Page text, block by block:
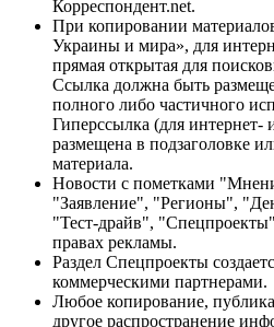
Корреспондент.net.
При копировании
Украины и мира», для
прямая открытая для
Ссылка должна быть
полного либо частичного
Гиперссылка (для интернет-
размещена в подзаголовке
материала.
Новости с пометками
"Заявление", "Регионы",
"Тест-драйв",
правах рекламы.
Раздел Спецпроекты
коммерческими партнерами.
Любое копирование,
другое распространение